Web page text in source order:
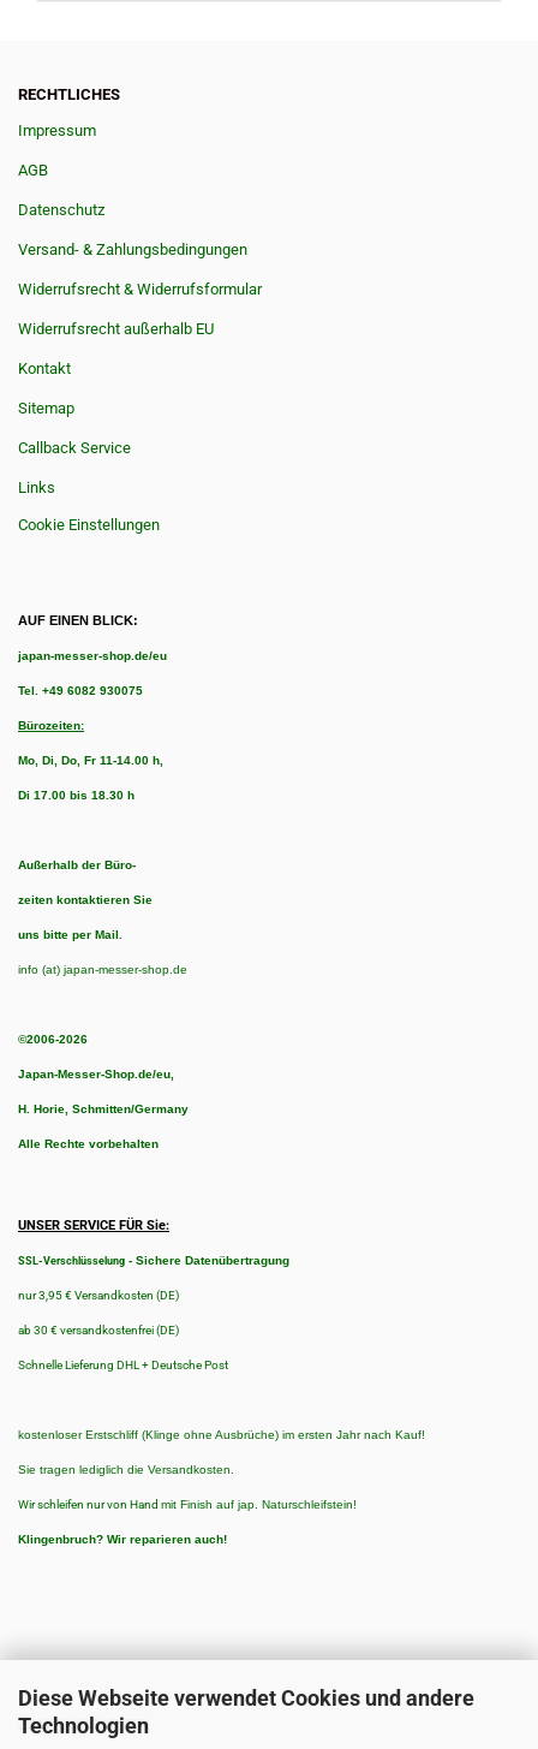
Diese Webseite verwendet Cookies und andere
Technologien
RECHTLICHES
Impressum
AGB
Datenschutz
Versand- & Zahlungsbedingungen
Widerrufsrecht & Widerrufsformular
Widerrufsrecht außerhalb EU
Kontakt
Sitemap
Callback Service
Links
Cookie Einstellungen
AUF EINEN BLICK:
japan-messer-shop.de/eu
Tel. +49 6082 930075
Bürozeiten:
Mo, Di, Do, Fr 11-14.00 h,
Di 17.00 bis 18.30 h
Außerhalb der Büro-
zeiten kontaktieren Sie
uns bitte per Mail.
info (at) japan-messer-shop.de
©2006-2026
Japan-Messer-Shop.de/eu,
H. Horie, Schmitten/Germany
Alle Rechte vorbehalten
UNSER SERVICE FÜR Sie:
SSL-Verschlüsselung - Sichere Datenübertragung
nur 3,95 € Versandkosten (DE)
ab 30 € versandkostenfrei (DE)
Schnelle Lieferung DHL + Deutsche Post
kostenloser Erstschliff (Klinge ohne Ausbrüche) im ersten Jahr nach Kauf!
Sie tragen lediglich die Versandkosten.
Wir schleifen nur von Hand mit Finish auf jap. Naturschleifstein!
Klingenbruch? Wir reparieren auch!
ZAHLUNGSARTEN